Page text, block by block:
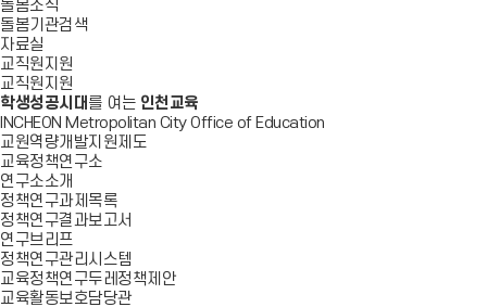
돌봄소식
돌봄기관검색
자료실
교직원지원
교직원지원
학생성공시대 를 여는 인천교육
INCHEON Metropolitan City Office of Education
교원역량개발지원제도
교육정책연구소
연구소소개
정책연구과제목록
정책연구결과보고서
연구브리프
정책연구관리시스템
교육정책연구두레정책제안
교육활동보호담당관